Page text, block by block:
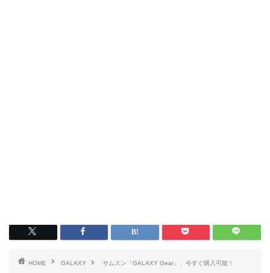
HOME GALAXY サムスン「GALAXY Gear」、今すぐ購入可能！